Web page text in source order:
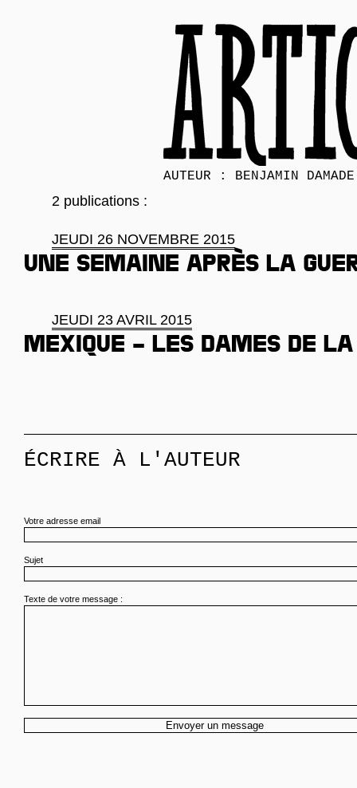
AUTEUR : BENJAMIN DAMADE
2 publications :
JEUDI 26 NOVEMBRE 2015
Une semaine après la
JEUDI 23 AVRIL 2015
Mexique – Les dames de
ÉCRIRE À L'AUTEUR
Votre adresse email
Sujet
Texte de votre message :